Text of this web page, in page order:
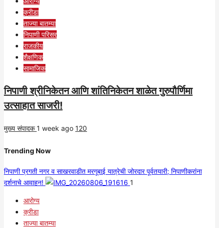
क्रीडा
ताज्या बातम्या
निपाणी परिसर
राजकीय
शैक्षणिक
सामाजिक
निपाणी श्रीनिकेतन आणि शांतिनिकेतन शाळेत गुरुपौर्णिमा
उत्साहात साजरी!
मुख्य संपादक1 week ago 120
Trending Now
निपाणी प्रगती नगर व साखरवाडीत मरगूबाई यात्रेची जोरदार पूर्वतयारी; निपाणीकरांना
दर्शनाचे आवाहन!
1
आरोग्य
क्रीडा
ताज्या बातम्या